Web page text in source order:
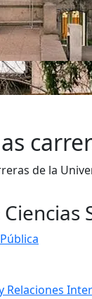
de la
Relaciones